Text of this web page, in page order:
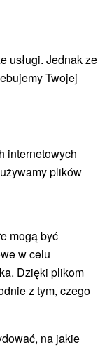
Súľovské vrchy
vrchy
(2)
usługi. Jednak ze
Twojej
internetowych
plików
mogą być
w celu
Dzięki plikom
z tym, czego
na jakie